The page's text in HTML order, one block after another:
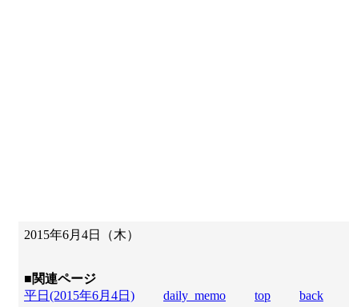
2015年6月4日（木）
■関連ページ
平日(2015年6月4日)
daily_memo top back